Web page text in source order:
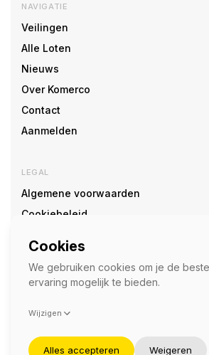
NAVIGATIE
Veilingen
Alle Loten
Nieuws
Over Komerco
Contact
Aanmelden
LEGAL
Algemene voorwaarden
Cookiebeleid
SOCIAL
©2026 — Komerco